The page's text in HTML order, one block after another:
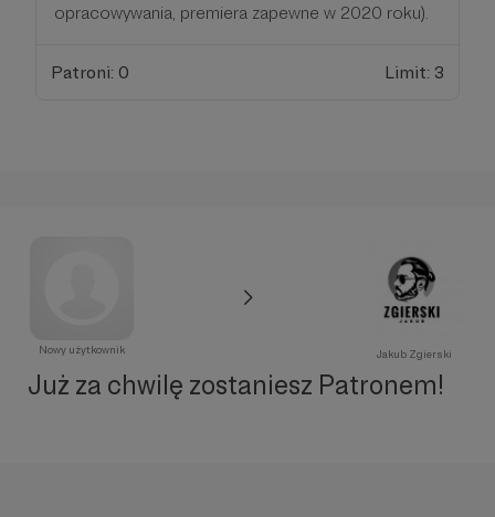
opracowywania, premiera zapewne w 2020 roku).
Patroni: 0 Limit: 3
Nowy użytkownik Jakub Zgierski
Już za chwilę zostaniesz Patronem!